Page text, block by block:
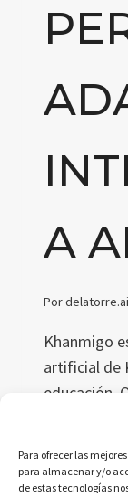
Para ofrecer las
para almacenar y/o
de estas tecnologías
A
Pordelatorre.ai
Khanmigo
artificial de
educación.
fomenta el
experiencia